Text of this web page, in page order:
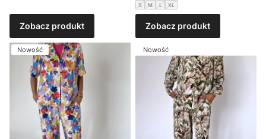
Zobacz produkt
S M L XL
Zobacz produkt
Nowość Nowość